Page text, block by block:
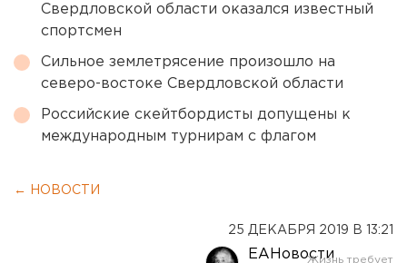
Свердловской области оказался известный
спортсмен
Сильное землетрясение произошло на
северо-востоке Свердловской области
Российские скейтбордисты допущены к
международным турнирам с флагом
← НОВОСТИ
25 ДЕКАБРЯ 2019 В 13:21
ЕАНовости